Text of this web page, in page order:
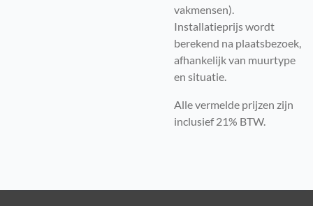
vakmensen).
Installatieprijs wordt
berekend na plaatsbezoek,
afhankelijk van muurtype
en situatie.
Alle vermelde prijzen zijn
inclusief 21% BTW.